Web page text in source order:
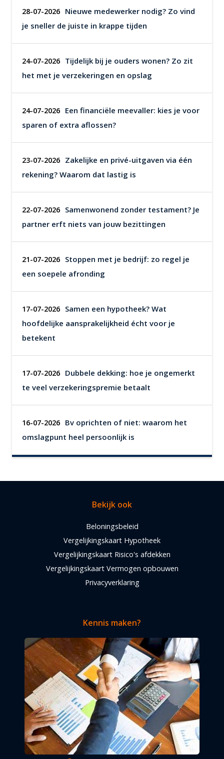
28-07-2026 Nieuwe medewerker nodig? Zo vind
je sneller de juiste in krappe tijden
24-07-2026 Tijdelijk bij je ouders wonen? Zo zit
het met je verzekeringen en opslag
24-07-2026 Een financiële meevaller: kies je voor
sparen of extra aflossen?
23-07-2026 Zakelijke en privé-uitgaven via één
rekening? Waarom dat lastig is
22-07-2026 Samenwonend zonder testament? Je
partner erft niets van jouw bezittingen
21-07-2026 Stoppen met je bedrijf: zo regel je
een soepele afronding
17-07-2026 Samen een hypotheek? Wat
hoofdelijke aansprakelijkheid écht voor je
betekent
17-07-2026 Dubbele dekking: hoe je ongemerkt
te veel verzekeringspremie betaalt
16-07-2026 Bv oprichten of niet: waarom het
omslagpunt heel persoonlijk is
Bekijk ook
Beloningsbeleid
Vergelijkingskaart Hypotheek
Vergelijkingskaart Risico's afdekken
Vergelijkingskaart Vermogen opbouwen
Privacyverklaring
Kennis maken?